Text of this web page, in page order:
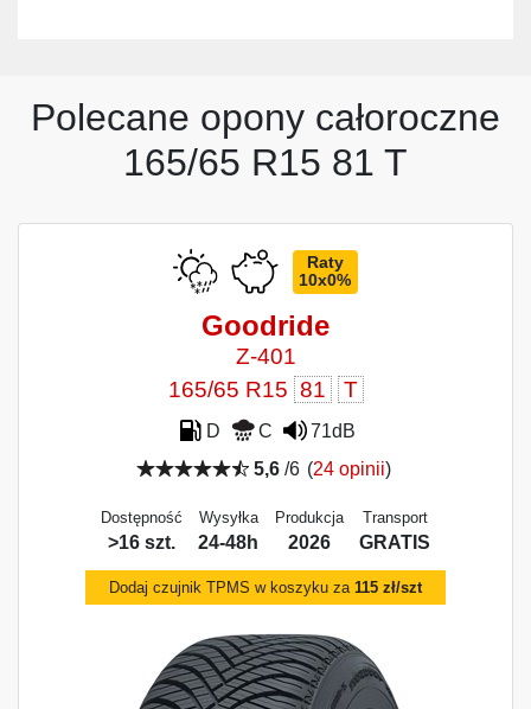
Polecane opony całoroczne
165/65 R15 81 T
Raty
10x0%
Goodride
Z-401
165/65 R15 81 T
D C
71dB
5,6/6 (24 opinii)
Dostępność
>16 szt.
Wysyłka
24-48h
Produkcja
2026
Transport
GRATIS
Dodaj czujnik TPMS w koszyku za 115 zł/szt